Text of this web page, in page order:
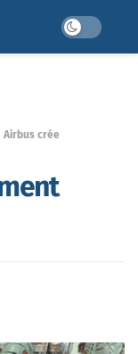
Airbus crée